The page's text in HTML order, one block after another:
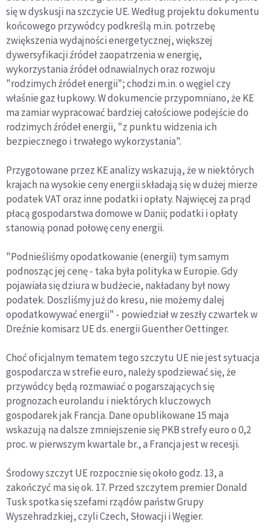
się w dyskusji na szczycie UE. Według projektu dokumentu
końcowego przywódcy podkreślą m.in. potrzebę
zwiększenia wydajności energetycznej, większej
dywersyfikacji źródeł zaopatrzenia w energię,
wykorzystania źródeł odnawialnych oraz rozwoju
"rodzimych źródeł energii"; chodzi m.in. o węgiel czy
właśnie gaz łupkowy. W dokumencie przypomniano, że KE
ma zamiar wypracować bardziej całościowe podejście do
rodzimych źródeł energii, "z punktu widzenia ich
bezpiecznego i trwałego wykorzystania".
Przygotowane przez KE analizy wskazują, że w niektórych
krajach na wysokie ceny energii składają się w dużej mierze
podatek VAT oraz inne podatki i opłaty. Najwięcej za prąd
płacą gospodarstwa domowe w Danii; podatki i opłaty
stanowią ponad połowę ceny energii.
"Podnieśliśmy opodatkowanie (energii) tym samym
podnosząc jej cenę - taka była polityka w Europie. Gdy
pojawiała się dziura w budżecie, nakładany był nowy
podatek. Doszliśmy już do kresu, nie możemy dalej
opodatkowywać energii" - powiedział w zeszły czwartek w
Dreźnie komisarz UE ds. energii Guenther Oettinger.
Choć oficjalnym tematem tego szczytu UE nie jest sytuacja
gospodarcza w strefie euro, należy spodziewać się, że
przywódcy będą rozmawiać o pogarszających się
prognozach eurolandu i niektórych kluczowych
gospodarek jak Francja. Dane opublikowane 15 maja
wskazują na dalsze zmniejszenie się PKB strefy euro o 0,2
proc. w pierwszym kwartale br., a Francja jest w recesji.
Środowy szczyt UE rozpocznie się około godz. 13, a
zakończyć ma się ok. 17. Przed szczytem premier Donald
Tusk spotka się szefami rządów państw Grupy
Wyszehradzkiej, czyli Czech, Słowacji i Węgier.